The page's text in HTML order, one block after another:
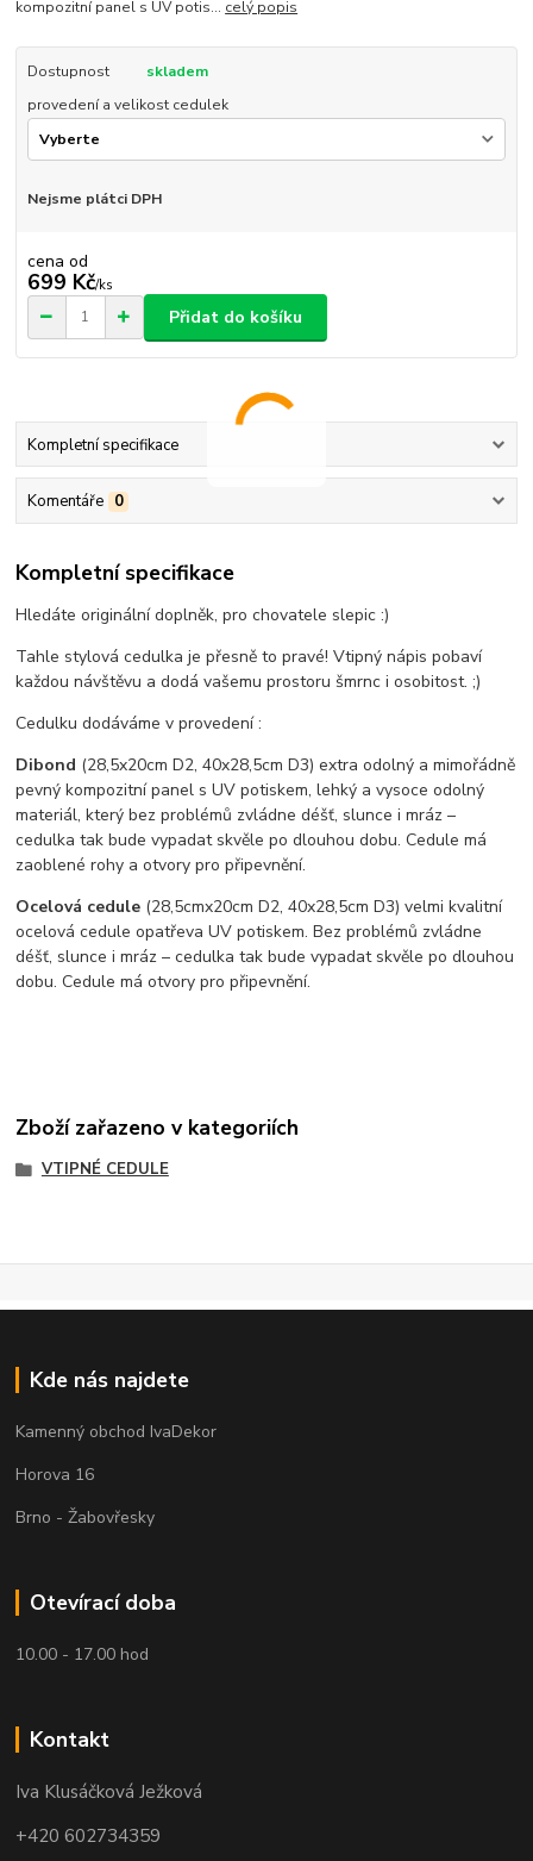
kompozitní panel s UV potis... celý popis
Dostupnost
skladem
provedení a velikost cedulek
Nejsme plátci DPH
cena od
699 Kč/ks
Přidat do košíku
Kompletní specifikace
Komentáře 0
Kompletní specifikace
Hledáte originální doplněk, pro chovatele slepic :)
Tahle stylová cedulka je přesně to pravé! Vtipný nápis pobaví
každou návštěvu a dodá vašemu prostoru šmrnc i osobitost. ;)
Cedulku dodáváme v provedení :
Dibond (28,5x20cm D2, 40x28,5cm D3) extra odolný a mimořádně
pevný kompozitní panel s UV potiskem, lehký a vysoce odolný
materiál, který bez problémů zvládne déšť, slunce i mráz –
cedulka tak bude vypadat skvěle po dlouhou dobu. Cedule má
zaoblené rohy a otvory pro připevnění.
Ocelová cedule (28,5cmx20cm D2, 40x28,5cm D3) velmi kvalitní
ocelová cedule opatřeva UV potiskem. Bez problémů zvládne
déšť, slunce i mráz – cedulka tak bude vypadat skvěle po dlouhou
dobu. Cedule má otvory pro připevnění.
Zboží zařazeno v kategoriích
VTIPNÉ CEDULE
Kde nás najdete
Kamenný obchod IvaDekor
Horova 16
Brno - Žabovřesky
Otevírací doba
10.00 - 17.00 hod
Kontakt
Iva Klusáčková Ježková
+420 602734359